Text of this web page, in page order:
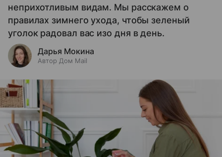
неприхотливым видам. Мы расскажем о
правилах зимнего ухода, чтобы зеленый
уголок радовал вас изо дня в день.
Дарья Мокина
Автор Дом Mail